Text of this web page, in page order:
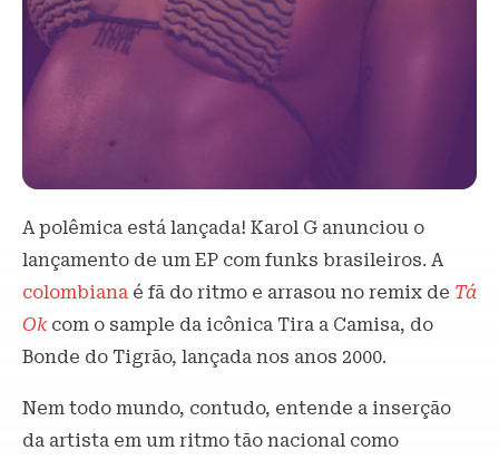
A polêmica está lançada! Karol G anunciou o
lançamento de um EP com funks brasileiros. A
colombiana é fã do ritmo e arrasou no remix de Tá
Ok com o sample da icônica Tira a Camisa, do
Bonde do Tigrão, lançada nos anos 2000.
Nem todo mundo, contudo, entende a inserção
da artista em um ritmo tão nacional como